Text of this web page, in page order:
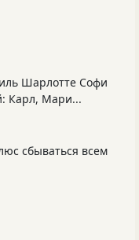
Шарлотте Софи
Карл, Мари...
сбываться всем